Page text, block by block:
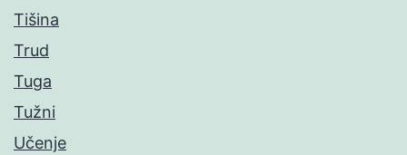
Tišina
Trud
Tuga
Tužni
Učenje